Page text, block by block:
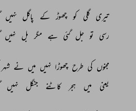
تیری گلی کو چھوڑ کے پاگل نہیں
رسی تو جل گئی ہے مگر بل نہیں
مجنوں کی طرح چھوڑا نہیں میں نے شہر
یعنی
میں ہجر کاٹنے جنگل نہیں